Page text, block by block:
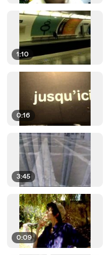
1:10
0:16
3:45
0:09